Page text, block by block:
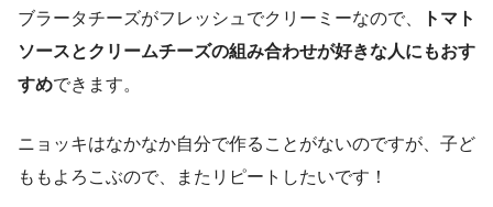
ブラータチーズがフレッシュでクリーミーなので、
トマト
ソースとクリームチーズの組み合わせが好きな人にもおす
すめできます。
ニョッキはなかなか自分で作ることがないのですが、子ど
ももよろこぶので、またリピートしたいです！